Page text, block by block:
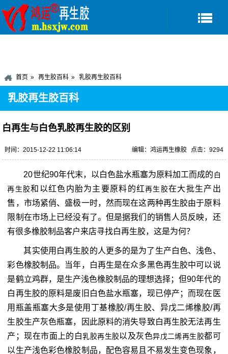
首页 再生胶百科 乳胶再生胶百科
乳胶再生胶百科
白再生与白色乳胶再生胶的区别
时间：2015-12-22 11:06:14 点击：9294
编辑：鸿运再生橡胶
20世纪90年代末，以白色盐水瓶塞为原料加工而成的 白
再生胶和以红色内胎为主要原料的红再生胶在大批生产出
售，市场紧俏、盛极一时，然而现在这两种再生胶由于原料
限制在市场上已经没有了。但是据我们的销售人员反映，还
有很多橡胶制品客户来店寻找白再生胶，这是为何？
其实使用白再生胶的人更多的是为了生产白色、浅色、
彩色橡胶制品。当年，白再生是在众多黑色再生胶中可以说
是鹤立鸡群，是生产浅色橡胶制品的理想选择；但90年代的
白再生胶的原料是废旧白色盐水瓶塞，现已停产；而现在医
用瓶盖瓶塞大多是使用丁基橡胶/再生胶、异戊二烯橡胶/再
生胶生产灰色瓶塞，因此原料的消失导致白再生胶无法再生
产；现在市面上的白乳胶再生胶以及灰色异戊二烯再生胶都可
以生产浅色彩色橡胶制品，配色容易且不易发生变色现象，